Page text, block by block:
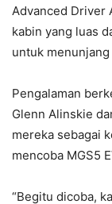
Advanced Driver
kabin yang luas
untuk
Pengalaman
Glenn Alinskie
mereka sebagai
mencoba MGS5
“Begitu dicoba,